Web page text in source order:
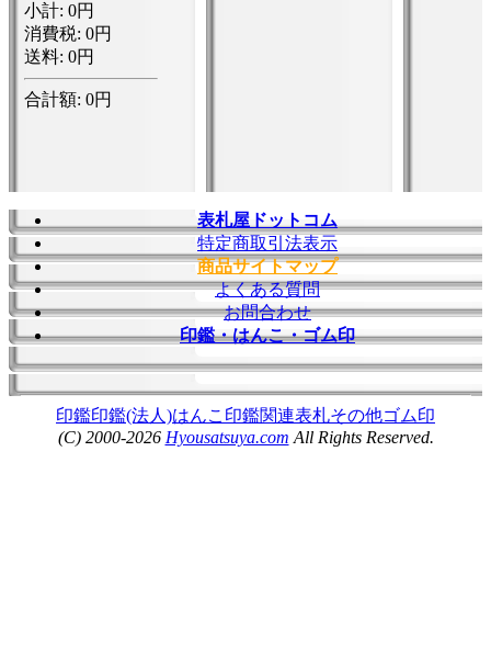
表札屋ドットコム
特定商取引法表示
商品サイトマップ
よくある質問
お問合わせ
印鑑・はんこ・ゴム印
印鑑印鑑(法人)はんこ 印鑑関連表札その他ゴム印
(C) 2000-2026 Hyousatsuya.com All Rights Reserved.